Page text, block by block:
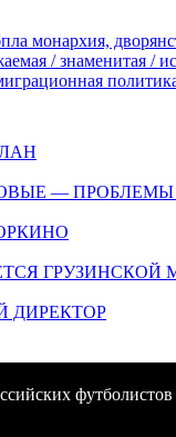
монархия,
/ знаменитая /
— ПРОБЛЕМЫ
ГРУЗИНСКОЙ
ДИРЕКТОР